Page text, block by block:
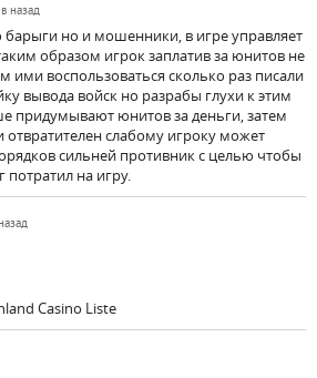
назад
барыги но и мошенники, в игре управляет
образом игрок заплатив за юнитов не
воспользоваться сколько раз писали
вывода войск но разрабы глухи к этим
придумывают юнитов за деньги, затем
слабому игроку может
сильней противник с целью чтобы
на игру.
Casino Liste